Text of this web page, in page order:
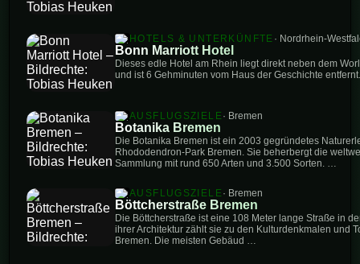
HOTELS & UNTERKÜNFTE · Nordrhein-
Bonn Marriott Hotel
Dieses edle Hotel am Rhein liegt direkt neben dem
und ist 6 Gehminuten vom Haus der Geschichte entfernt.
AUSFLUGSZIELE · Bremen
Botanika Bremen
Die Botanika Bremen ist ein 2003 gegründetes
Rhododendron-Park Bremen. Sie beherbergt die
Sammlung mit rund 650 Arten und 3.500 Sorten. …
AUSFLUGSZIELE · Bremen
Böttcherstraße Bremen
Die Böttcherstraße ist eine 108 Meter lange Straße in
ihrer Architektur zählt sie zu den Kulturdenkmalen und
Bremen. Die meisten Gebäud …